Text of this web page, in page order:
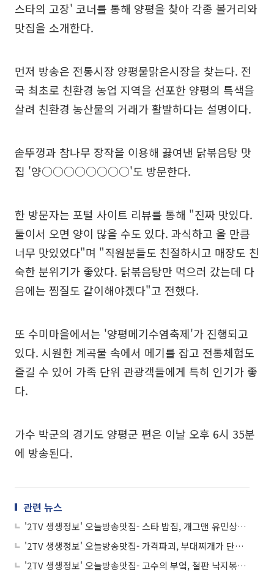
스타의 고장' 코너를 통해 양평을 찾아 각종 볼거리와
맛집을 소개한다.
먼저 방송은 전통시장 양평물맑은시장을 찾는다. 전
국 최초로 친환경 농업 지역을 선포한 양평의 특색을
살려 친환경 농산물의 거래가 활발하다는 설명이다.
솥뚜껑과 참나무 장작을 이용해 끓여낸 닭볶음탕 맛
집 '양○○○○○○○○'도 방문한다.
한 방문자는 포털 사이트 리뷰를 통해 "진짜 맛있다.
둘이서 오면 양이 많을 수도 있다. 과식하고 올 만큼
너무 맛있었다"며 "직원분들도 친절하시고 매장도 친
숙한 분위기가 좋았다. 닭볶음탕만 먹으러 갔는데 다
음에는 찜질도 같이해야겠다"고 전했다.
또 수미마을에서는 '양평메기수염축제'가 진행되고
있다. 시원한 계곡물 속에서 메기를 잡고 전통체험도
즐길 수 있어 가족 단위 관광객들에게 특히 인기가 좋
다.
가수 박군의 경기도 양평군 편은 이날 오후 6시 35분
에 방송된다.
관련 뉴스
'2TV 생생정보' 오늘방송맛집- 스타 밥집, 개그맨 유민상의 단골 밥집! 족발ㆍ보쌈 맛집 '이○○'
'2TV 생생정보' 오늘방송맛집- 가격파괴, 부대찌개가 단돈 6000원대? '착○○○○○'
'2TV 생생정보' 오늘방송맛집- 고수의 부엌, 철판 낙지볶음ㆍ수육 전골 맛집 '삼○○